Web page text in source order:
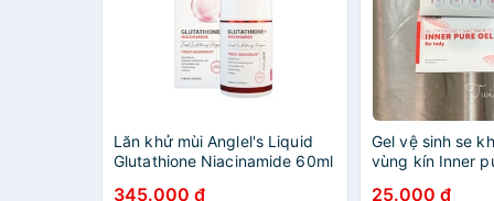
Lăn khử mùi Anglel's Liquid
Glutathione Niacinamide 60ml
345.000 đ
Gel vệ sinh se
vùng kín Inner
25.000 đ